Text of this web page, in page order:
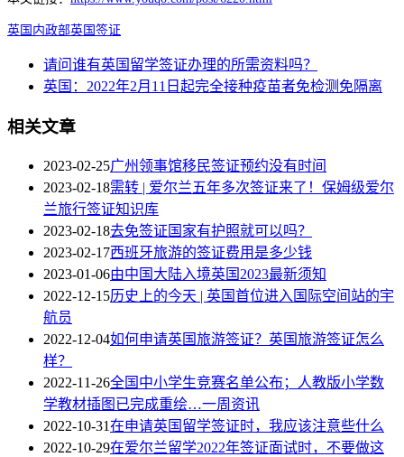
英国内政部英国签证
请问谁有英国留学签证办理的所需资料吗？
英国：2022年2月11日起完全接种疫苗者免检测免隔离
相关文章
2023-02-25广州领事馆移民签证预约没有时间
2023-02-18需转 | 爱尔兰五年多次签证来了！保姆级爱尔
兰旅行签证知识库
2023-02-18去免签证国家有护照就可以吗？
2023-02-17西班牙旅游的签证费用是多少钱
2023-01-06由中国大陆入境英国2023最新须知
2022-12-15历史上的今天 | 英国首位进入国际空间站的宇
航员
2022-12-04如何申请英国旅游签证？英国旅游签证怎么
样？
2022-11-26全国中小学生竞赛名单公布；人教版小学数
学教材插图已完成重绘…一周资讯
2022-10-31在申请英国留学签证时，我应该注意些什么
2022-10-29在爱尔兰留学2022年签证面试时，不要做这